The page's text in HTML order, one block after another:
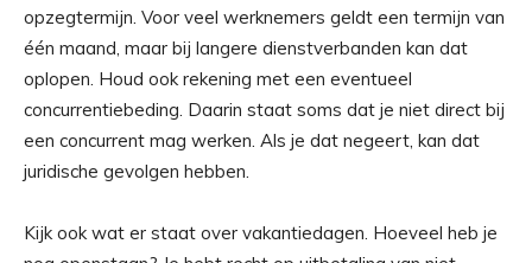
opzegtermijn. Voor veel werknemers geldt een termijn van
één maand, maar bij langere dienstverbanden kan dat
oplopen. Houd ook rekening met een eventueel
concurrentiebeding. Daarin staat soms dat je niet direct bij
een concurrent mag werken. Als je dat negeert, kan dat
juridische gevolgen hebben.
Kijk ook wat er staat over vakantiedagen. Hoeveel heb je